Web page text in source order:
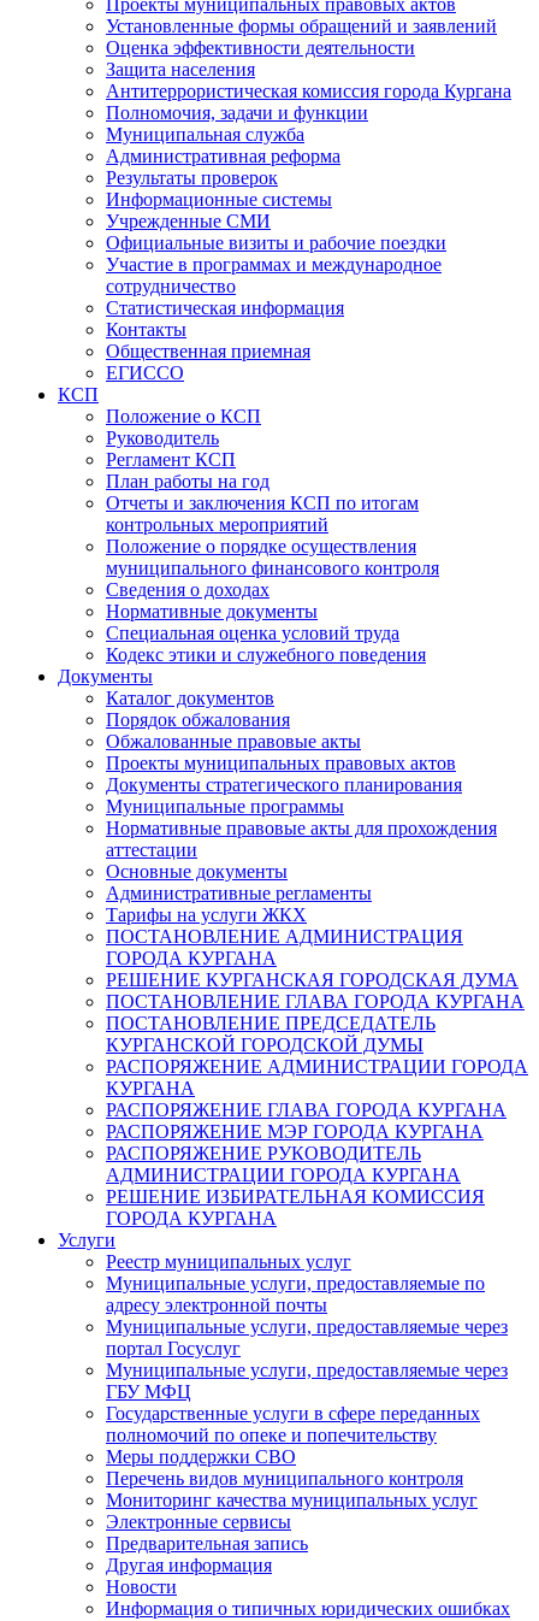
Проекты муниципальных правовых актов
Установленные формы обращений и заявлений
Оценка эффективности деятельности
Защита населения
Антитеррористическая комиссия города Кургана
Полномочия, задачи и функции
Муниципальная служба
Административная реформа
Результаты проверок
Информационные системы
Учрежденные СМИ
Официальные визиты и рабочие поездки
Участие в программах и международное
сотрудничество
Статистическая информация
Контакты
Общественная приемная
ЕГИССО
КСП
Положение о КСП
Руководитель
Регламент КСП
План работы на год
Отчеты и заключения КСП по итогам
контрольных мероприятий
Положение о порядке осуществления
муниципального финансового контроля
Сведения о доходах
Нормативные документы
Специальная оценка условий труда
Кодекс этики и служебного поведения
Документы
Каталог документов
Порядок обжалования
Обжалованные правовые акты
Проекты муниципальных правовых актов
Документы стратегического планирования
Муниципальные программы
Нормативные правовые акты для прохождения
аттестации
Основные документы
Административные регламенты
Тарифы на услуги ЖКХ
ПОСТАНОВЛЕНИЕ АДМИНИСТРАЦИЯ
ГОРОДА КУРГАНА
РЕШЕНИЕ КУРГАНСКАЯ ГОРОДСКАЯ ДУМА
ПОСТАНОВЛЕНИЕ ГЛАВА ГОРОДА КУРГАНА
ПОСТАНОВЛЕНИЕ ПРЕДСЕДАТЕЛЬ
КУРГАНСКОЙ ГОРОДСКОЙ ДУМЫ
РАСПОРЯЖЕНИЕ АДМИНИСТРАЦИИ ГОРОДА
КУРГАНА
РАСПОРЯЖЕНИЕ ГЛАВА ГОРОДА КУРГАНА
РАСПОРЯЖЕНИЕ МЭР ГОРОДА КУРГАНА
РАСПОРЯЖЕНИЕ РУКОВОДИТЕЛЬ
АДМИНИСТРАЦИИ ГОРОДА КУРГАНА
РЕШЕНИЕ ИЗБИРАТЕЛЬНАЯ КОМИССИЯ
ГОРОДА КУРГАНА
Услуги
Реестр муниципальных услуг
Муниципальные услуги, предоставляемые по
адресу электронной почты
Муниципальные услуги, предоставляемые через
портал Госуслуг
Муниципальные услуги, предоставляемые через
ГБУ МФЦ
Государственные услуги в сфере переданных
полномочий по опеке и попечительству
Меры поддержки СВО
Перечень видов муниципального контроля
Мониторинг качества муниципальных услуг
Электронные сервисы
Предварительная запись
Другая информация
Новости
Информация о типичных юридических ошибках